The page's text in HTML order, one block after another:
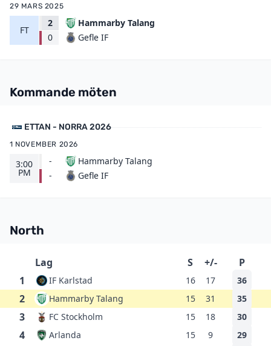
29 MARS 2025
FT
2
0
Hammarby Talang
Gefle IF
Kommande möten
ETTAN - NORRA 2026
1 NOVEMBER 2026
3:00
PM
-
-
Hammarby Talang
Gefle IF
North
Lag S +/-
P
1
IF Karlstad 16 17 36
2 Hammarby Talang 15 31 35
3 FC Stockholm 15 18 30
4 Arlanda 15 9 29